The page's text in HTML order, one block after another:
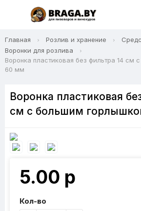
Главная Розлив и хранение
Воронки для розлива
Воронка пластиковая без фильтра 14 см
60 мм
Воронка пластиковая
см с большим
5.00 р
Кол-во